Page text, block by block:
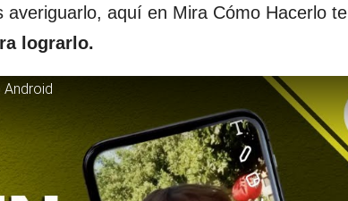
aquí en Mira Cómo Hacerlo te
lograrlo.
Android